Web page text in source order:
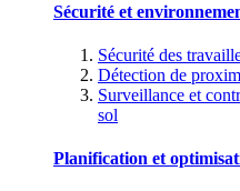
Sécurité et
Sécurité des
Détection de
Surveillance et
sol
Planification et